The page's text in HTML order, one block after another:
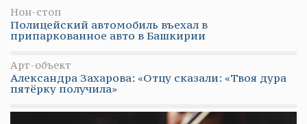
Нон-стоп
Полицейский автомобиль въехал в
припаркованное авто в Башкирии
Арт-объект
Александра Захарова: «Отцу сказали: «Твоя дура
пятёрку получила»